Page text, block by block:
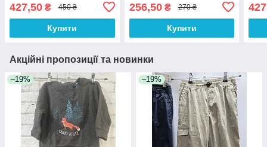
427,50 ₴ 450 ₴
Купити
256,50₴ 270 ₴
Купити
Акційні пропозиції та новинки
–19% –19%